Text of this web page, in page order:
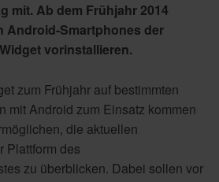
mit. Ab dem Frühjahr 2014
Android-Smartphones der
vorinstallieren.
zum Frühjahr auf bestimmten
mit Android zum Einsatz kommen
die aktuellen
Plattform des
zu überblicken. Dabei sollen vor